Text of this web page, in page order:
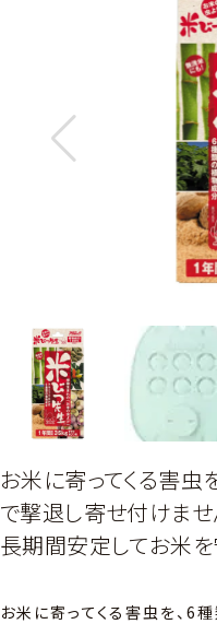
お米に寄ってくる害虫
で撃退し寄せ付けませ
長期間安定してお米を
お米に寄ってくる害虫を、6